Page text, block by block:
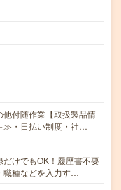
付随作業【取扱製品情
≫・日払い制度・社…
けでもOK！履歴書不要
職種などを入力す…